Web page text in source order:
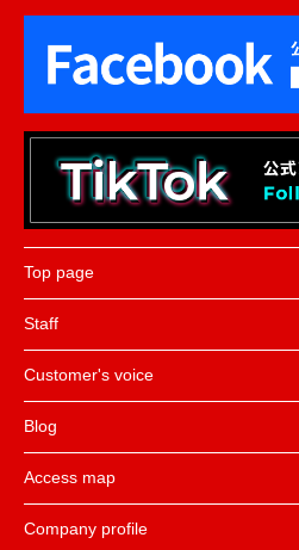
Top page
Staff
Customer's voice
Blog
Access map
Company profile